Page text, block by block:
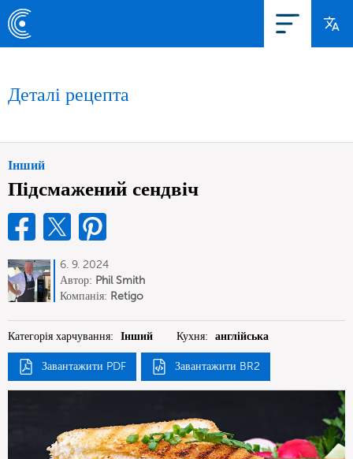
Деталі рецепта
Інший
Підсмажений сендвіч
6. 9. 2024
Автор: Phil Smith
Компанія: Retigo
Категорія харчування: Інший Кухня: англійська
Завантажити PDF Завантажити BR2